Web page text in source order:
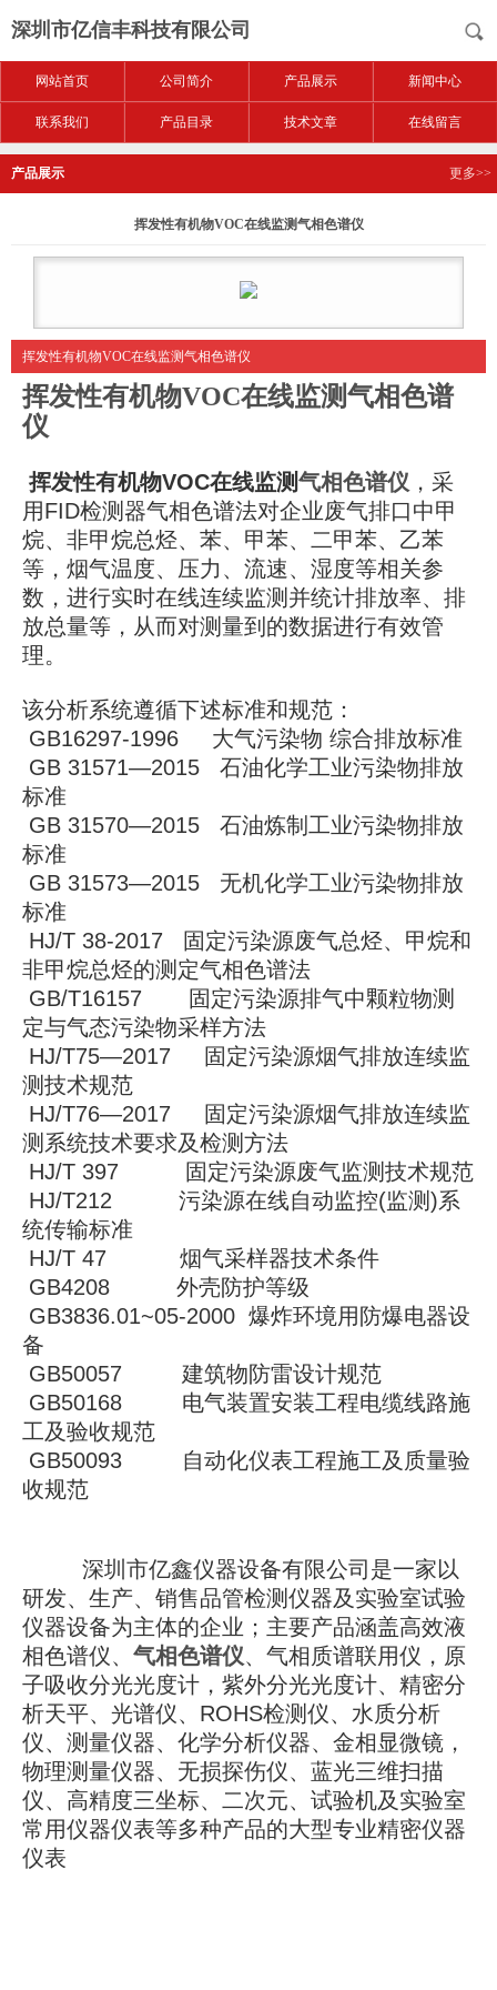
深圳市亿信丰科技有限公司
网站首页 公司简介 产品展示 新闻中心
联系我们 产品目录 技术文章 在线留言
产品展示 更多>>
挥发性有机物VOC在线监测气相色谱仪
挥发性有机物VOC在线监测气相色谱仪
挥发性有机物VOC在线监测气相色谱
仪
挥发性有机物VOC在线监测气相色谱仪 ，采
用FID检测器气相色谱法对企业废气排口中甲
烷、非甲烷总烃、苯、甲苯、二甲苯、乙苯
等，烟气温度、压力、流速、湿度等相关参
数，进行实时在线连续监测并统计排放率、排
放总量等，从而对测量到的数据进行有效管
理。
该分析系统遵循下述标准和规范：
GB16297-1996 大气污染物 综合排放标准
GB 31571—2015 石油化学工业污染物排放
标准
GB 31570—2015 石油炼制工业污染物排放
标准
GB 31573—2015 无机化学工业污染物排放
标准
HJ/T 38-2017 固定污染源废气总烃、甲烷和
非甲烷总烃的测定气相色谱法
GB/T16157 固定污染源排气中颗粒物测
定与气态污染物采样方法
HJ/T75—2017 固定污染源烟气排放连续监
测技术规范
HJ/T76—2017 固定污染源烟气排放连续监
测系统技术要求及检测方法
HJ/T 397 固定污染源废气监测技术规范
HJ/T212 污染源在线自动监控(监测)系
统传输标准
HJ/T 47 烟气采样器技术条件
GB4208 外壳防护等级
GB3836.01~05-2000 爆炸环境用防爆电器设
备
GB50057 建筑物防雷设计规范
GB50168 电气装置安装工程电缆线路施
工及验收规范
GB50093 自动化仪表工程施工及质量验
收规范
深圳市亿鑫仪器设备有限公司是一家以
研发、生产、销售品管检测仪器及实验室试验
仪器设备为主体的企业；主要产品涵盖高效液
相色谱仪、 气相色谱仪、气相质谱联用仪，原
子吸收分光光度计，紫外分光光度计、精密分
析天平、光谱仪、ROHS检测仪、水质分析
仪、测量仪器、化学分析仪器、金相显微镜，
物理测量仪器、无损探伤仪、蓝光三维扫描
仪、高精度三坐标、二次元、试验机及实验室
常用仪器仪表等多种产品的大型专业精密仪器
仪表